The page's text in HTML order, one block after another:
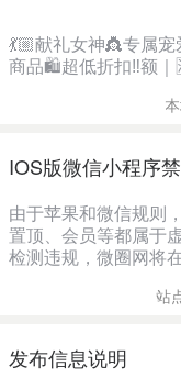
💃🏼献礼女神👸专属
商品🛍超低折扣‼️额｜
IOS版微信小程序
由于苹果和微信规则
置顶、会员等都属于
检测违规，微圈网将
站
发布信息说明